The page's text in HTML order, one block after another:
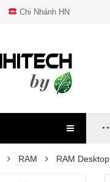
Chi Nhánh HN
RAM RAM Desktop